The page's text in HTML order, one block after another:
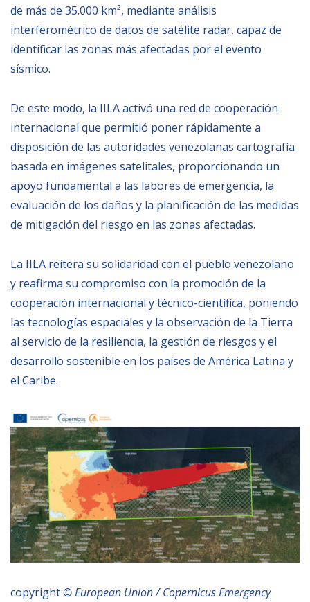
Becas
Alta Formación
Para las empresas
Contratos/Acuerdos/Grant
NEWSLETTER
de más de 35.000 km², mediante análisis
interferométrico de datos de satélite radar, capaz de
identificar las zonas más afectadas por el evento
sísmico.
De este modo, la IILA activó una red de cooperación
internacional que permitió poner rápidamente a
disposición de las autoridades venezolanas cartografía
basada en imágenes satelitales, proporcionando un
apoyo fundamental a las labores de emergencia, la
evaluación de los daños y la planificación de las medidas
de mitigación del riesgo en las zonas afectadas.
La IILA reitera su solidaridad con el pueblo venezolano
y reafirma su compromiso con la promoción de la
cooperación internacional y técnico-científica, poniendo
las tecnologías espaciales y la observación de la Tierra
al servicio de la resiliencia, la gestión de riesgos y el
desarrollo sostenible en los países de América Latina y
el Caribe.
copyright© European Union / Copernicus Emergency